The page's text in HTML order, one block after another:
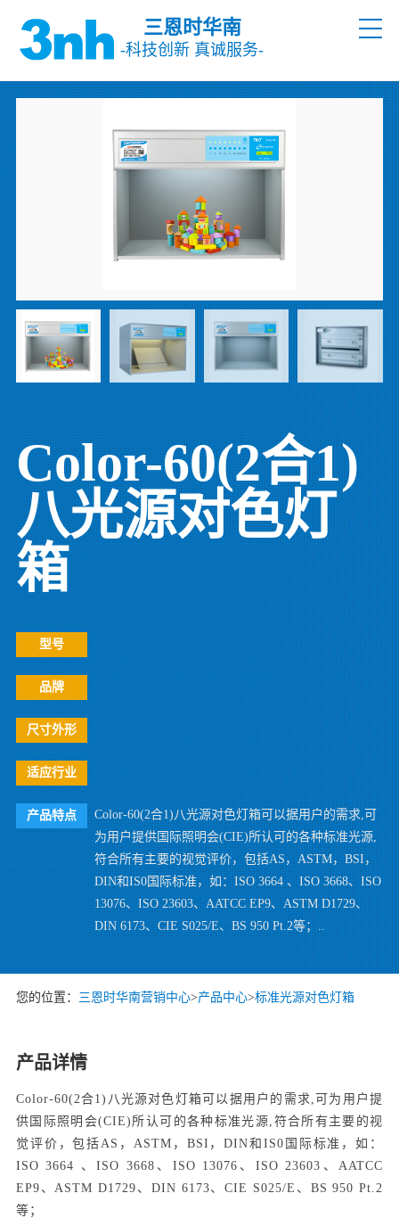
三恩时华南
-科技创新 真诚服务-
Color-60(2合1)
八光源对色灯
箱
型号
品牌
尺寸外形
适应行业
产品特点
Color-60(2合1)八光源对色灯箱可以据用户的需求,可
为用户提供国际照明会(CIE)所认可的各种标准光源,
符合所有主要的视觉评价，包括AS，ASTM，BSI，
DIN和IS0国际标准，如：ISO 3664 、ISO 3668、ISO
13076、ISO 23603、AATCC EP9、ASTM D1729、
DIN 6173、CIE S025/E、BS 950 Pt.2等；..
您的位置： 三恩时华南营销中心>产品中心>标准光源对色灯箱
产品详情
Color-60(2合1)八光源对色灯箱可以据用户的需求,可为用户提
供国际照明会(CIE)所认可的各种标准光源,符合所有主要的视
觉评价，包括AS，ASTM，BSI，DIN和IS0国际标准，如：
ISO 3664 、ISO 3668、ISO 13076、ISO 23603、AATCC
EP9、ASTM D1729、DIN 6173、CIE S025/E、BS 950 Pt.2
等；